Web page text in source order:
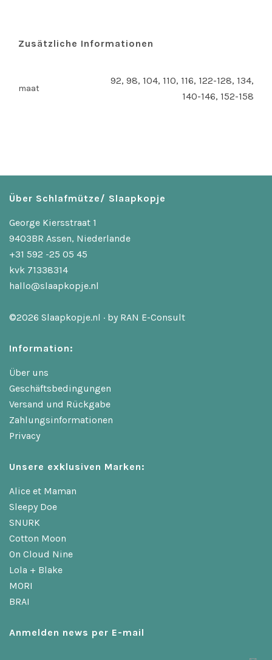
Zusätzliche Informationen
maat
92, 98, 104, 110, 116, 122-128, 134,
140-146, 152-158
Über Schlafmütze/ Slaapkopje
George Kiersstraat 1
9403BR Assen, Niederlande
+31 592 -25 05 45
kvk 71338314
hallo@slaapkopje.nl
©2026 Slaapkopje.nl · by RAN E-Consult
Information:
Über uns
Geschäftsbedingungen
Versand und Rückgabe
Zahlungsinformationen
Privacy
Unsere exklusiven Marken:
Alice et Maman
Sleepy Doe
SNURK
Cotton Moon
On Cloud Nine
Lola + Blake
MORI
BRAI
Anmelden news per E-mail